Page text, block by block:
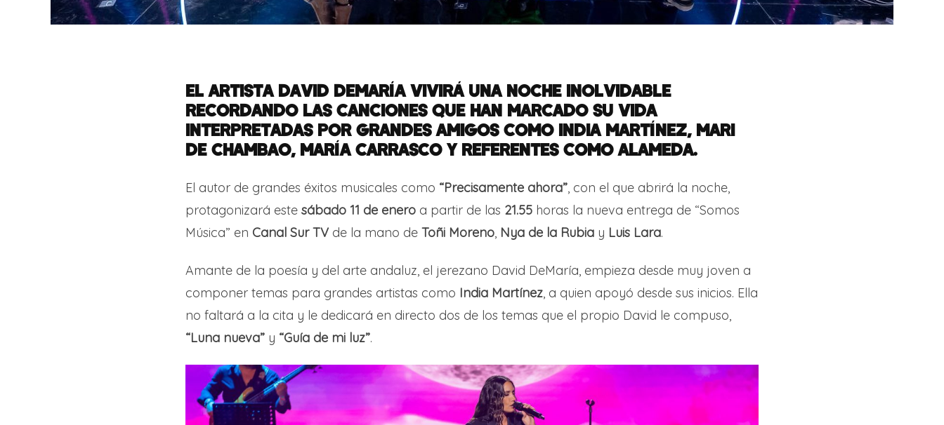
EL ARTISTA DAVID DEMARÍA VIVIRÁ UNA NOCHE INOLVIDABLE
RECORDANDO LAS CANCIONES QUE HAN MARCADO SU VIDA
INTERPRETADAS POR GRANDES AMIGOS COMO INDIA MARTÍNEZ, MARI
DE CHAMBAO, MARÍA CARRASCO Y REFERENTES COMO ALAMEDA.
El autor de grandes éxitos musicales como “Precisamente ahora”, con el que abrirá la noche,
protagonizará este sábado 11 de eneroa partir de las 21.55horas la nueva entrega de “Somos
Música” en Canal Sur TVde la mano de Toñi Moreno, Nya de la Rubiay Luis Lara.
Amante de la poesía y del arte andaluz, el jerezano David DeMaría, empieza desde muy joven a
componer temas para grandes artistas como India Martínez, a quien apoyó desde sus inicios. Ella
no faltará a la cita y le dedicará en directo dos de los temas que el propio David le compuso,
“Luna nueva”y “Guía de mi luz”.